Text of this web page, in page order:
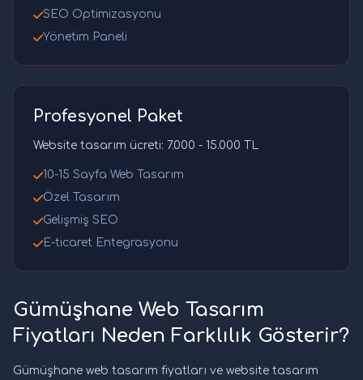
SEO Optimizasyonu
Yönetim Paneli
Profesyonel Paket
Website tasarım ücreti: 7.000 - 15.000 TL
10-15 Sayfa Web Tasarım
Özel Tasarım
Gelişmiş SEO
E-ticaret Entegrasyonu
Gümüşhane Web Tasarım
Fiyatları Neden Farklılık Gösterir?
Gümüşhane web tasarım fiyatları ve website tasarım